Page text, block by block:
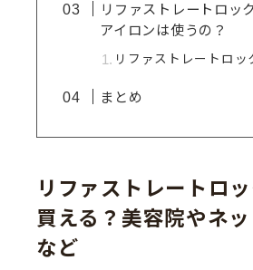
リファストレートロッ
アイロンは使うの？
リファストレートロッ
まとめ
リファストレートロ
買える？美容院やネ
など